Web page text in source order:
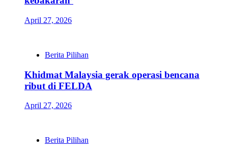
April 27, 2026
Berita Pilihan
Khidmat Malaysia gerak operasi bencana
ribut di FELDA
April 27, 2026
Berita Pilihan